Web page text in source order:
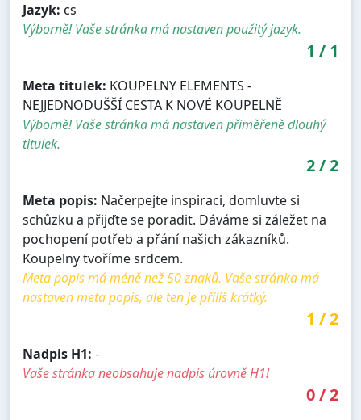
Jazyk: cs
Výborně! Vaše stránka má nastaven použitý jazyk.
1 / 1
Meta titulek: KOUPELNY ELEMENTS -
NEJJEDNODUŠŠÍ CESTA K NOVÉ KOUPELNĚ
Výborně! Vaše stránka má nastaven přiměřeně dlouhý
titulek.
2/2
Meta popis: Načerpejte inspiraci, domluvte si
schůzku a přijďte se poradit. Dáváme si záležet na
pochopení potřeb a přání našich zákazníků.
Koupelny tvoříme srdcem.
Meta popis má méně než 50 znaků. Vaše stránka má
nastaven meta popis, ale ten je příliš krátký.
1 /2
Nadpis H1: -
Vaše stránka neobsahuje nadpis úrovně H1!
0/2